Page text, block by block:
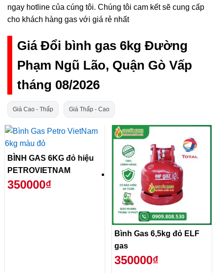
ngay hotline của cúng tôi. Chúng tôi cam kết sẽ cung cấp
cho khách hàng gas với giá rẻ nhất
Giá Đổi bình gas 6kg Đường
Phạm Ngũ Lão, Quận Gò Vấp
tháng 08/2026
Giá Cao - Thấp Giá Thấp - Cao
BÌNH GAS 6KG đỏ hiệu
PETROVIETNAM
350000₫
Bình Gas 6,5kg đỏ ELF
gas
350000₫